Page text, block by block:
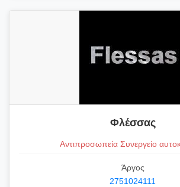
Φλέσσας
Αντιπροσωπεία Συνεργείο
Άργος
2751024111